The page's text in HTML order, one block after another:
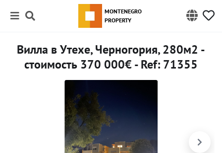
MONTENEGRO
PROPERTY
Вилла в Утехе, Черногория, 280м2 -
стоимость 370 000€ - Ref: 71355